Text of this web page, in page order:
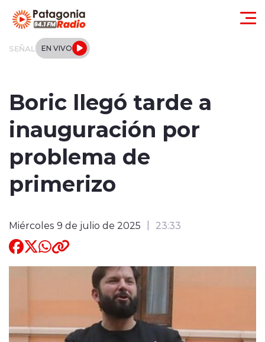
SEÑAL EN VIVO
Local
Tendencias
Deportes
Entrevistas
Quienes Somos
Boric llegó tarde a
inauguración por
problema de
primerizo
Miércoles 9 de julio de 2025 23:33